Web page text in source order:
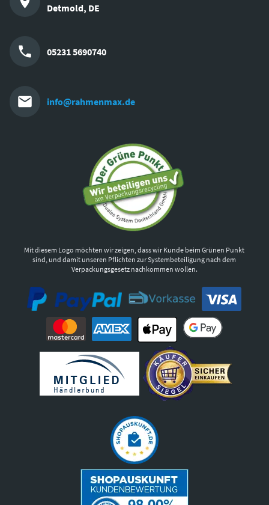
Detmold, DE
05231 5690740
info@rahmenmax.de
Mit diesem Logo möchten wir zeigen, dass wir Kunde beim Grünen Punkt
sind, und damit unseren Pflichten zur Systembeteiligung nach dem
Verpackungsgesetz nachkommen wollen.